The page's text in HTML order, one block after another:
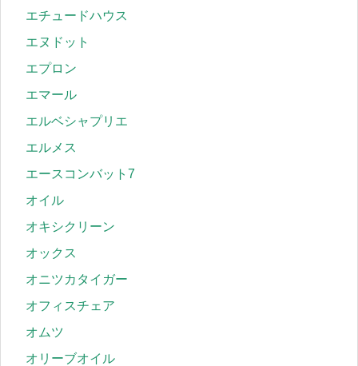
エチュードハウス
エヌドット
エプロン
エマール
エルベシャプリエ
エルメス
エースコンバット7
オイル
オキシクリーン
オックス
オニツカタイガー
オフィスチェア
オムツ
オリーブオイル